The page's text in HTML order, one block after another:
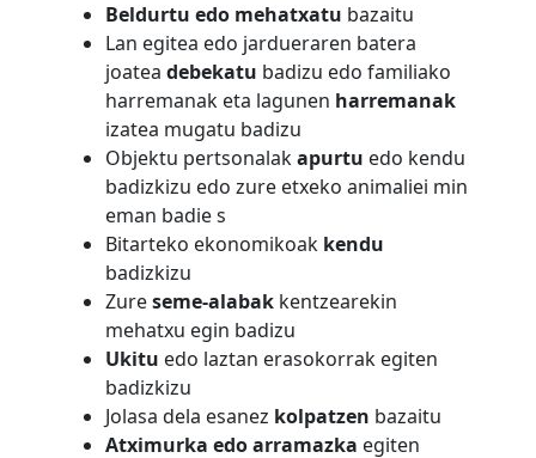
Beldurtu edo mehatxatu bazaitu
Lan egitea edo jardueraren batera
joatea debekatu badizu edo familiako
harremanak eta lagunen harremanak
izatea mugatu badizu
Objektu pertsonalakapurtu edo kendu
badizkizu edo zure etxeko animaliei min
eman badie s
Bitarteko ekonomikoak kendu
badizkizu
Zureseme-alabak kentzearekin
mehatxu egin badizu
Ukitu edo laztan erasokorrak egiten
badizkizu
Jolasa dela esanez kolpatzen bazaitu
Atximurka edo arramazka egiten